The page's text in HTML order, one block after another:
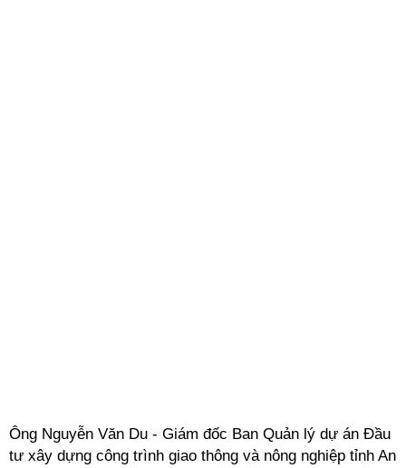
Ông Nguyễn Văn Du - Giám đốc Ban Quản lý dự án Đầu
tư xây dựng công trình giao thông và nông nghiệp tỉnh An